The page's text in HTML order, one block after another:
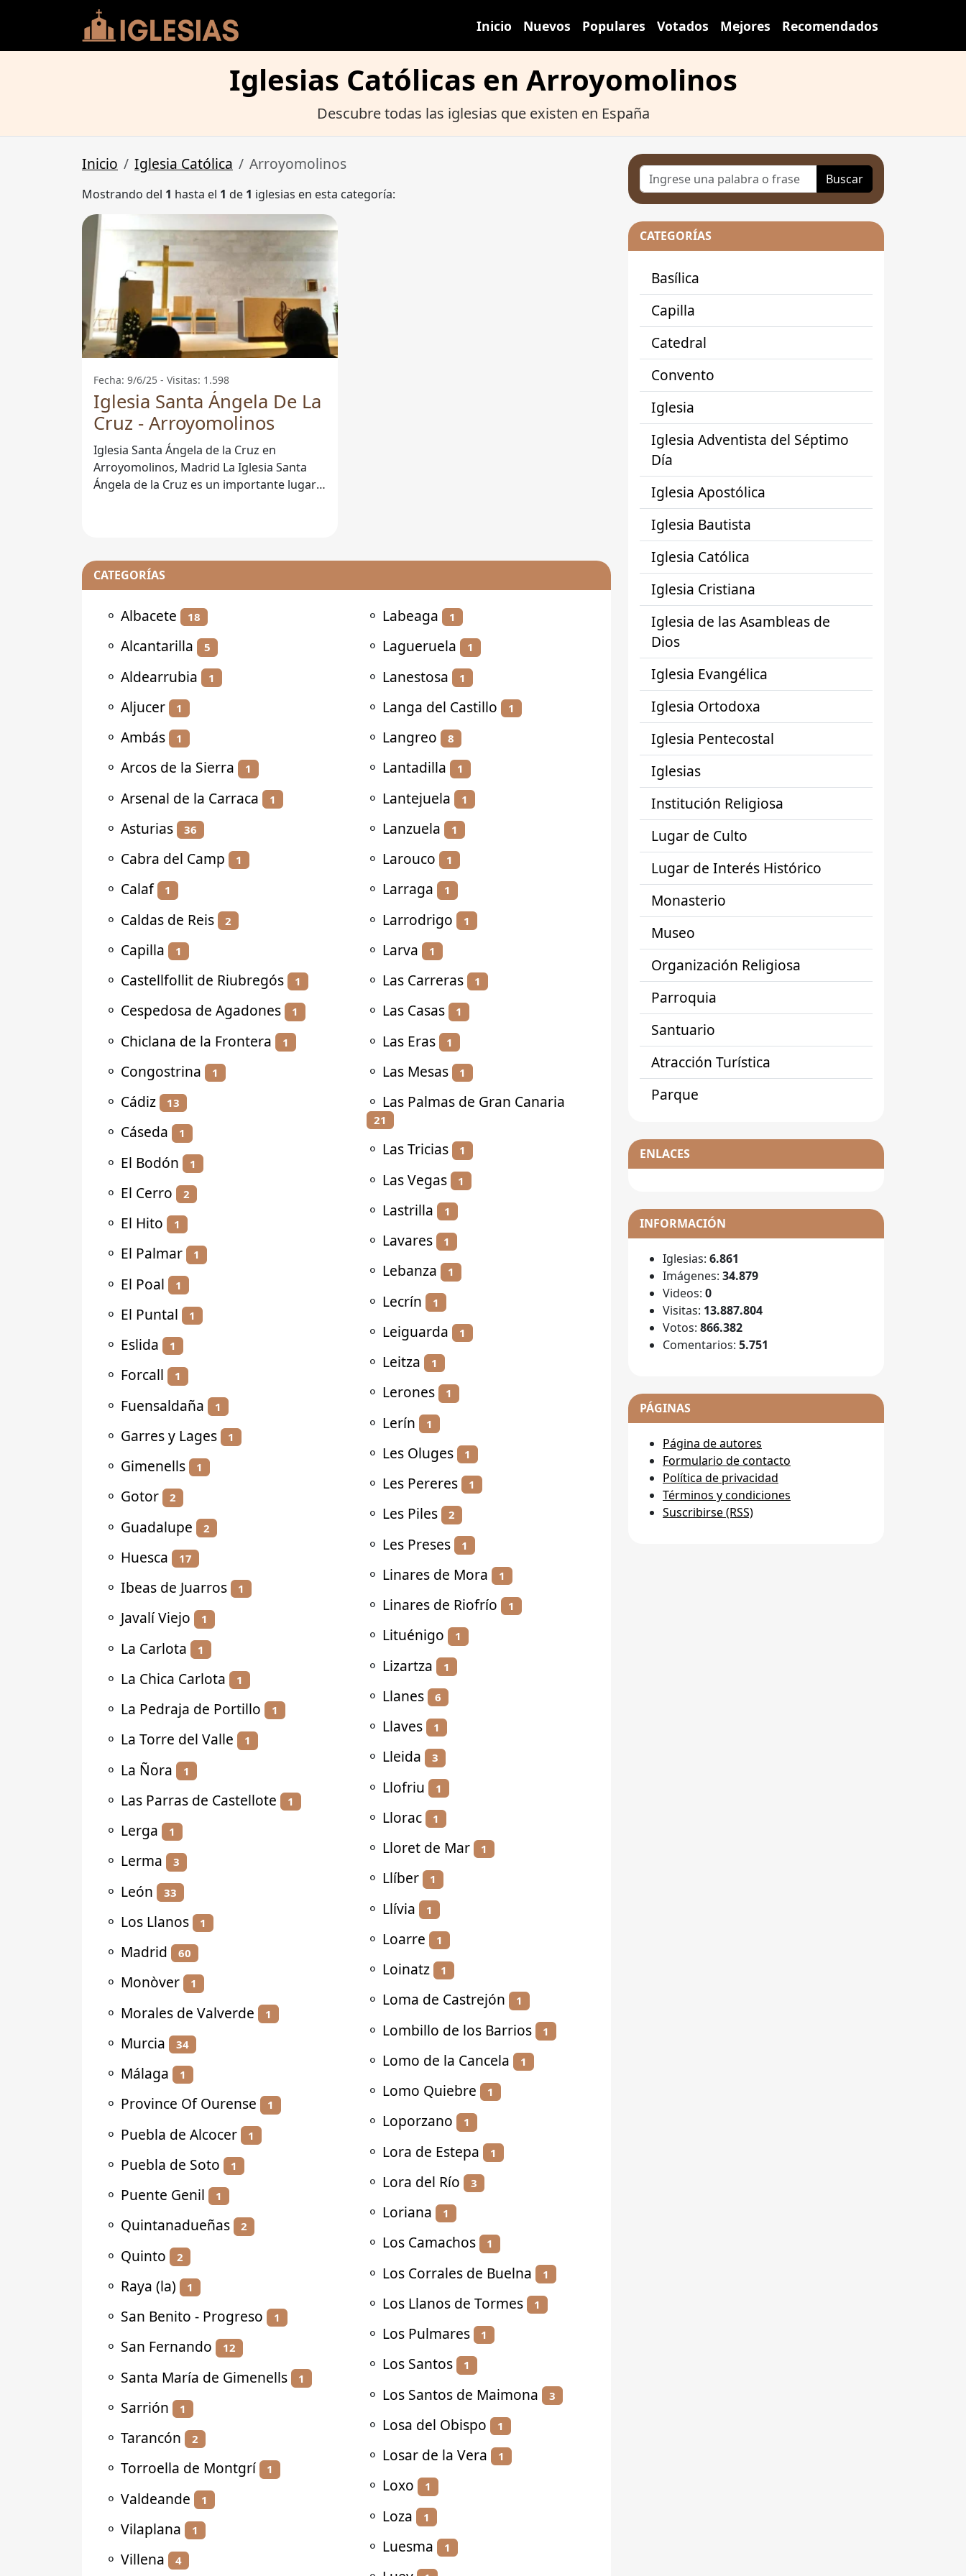
Inicio Nuevos Populares Votados Mejores Recomendados
Iglesias Católicas en Arroyomolinos
Descubre todas las iglesias que existen en España
Inicio Iglesia Católica Arroyomolinos
Mostrando del 1 hasta el 1 de 1 iglesias en esta categoría:
Fecha: 9/6/25 - Visitas: 1.598
Iglesia Santa Ángela De La
Cruz - Arroyomolinos
Iglesia Santa Ángela de la Cruz en
Arroyomolinos, Madrid La Iglesia Santa
Ángela de la Cruz es un importante lugar
CATEGORÍAS
⚬ Albacete 18
⚬ Alcantarilla 5
⚬ Aldearrubia 1
⚬ Aljucer 1
⚬ Ambás 1
⚬ Arcos de la Sierra 1
⚬ Arsenal de la Carraca 1
⚬ Asturias 36
⚬ Cabra del Camp 1
⚬ Calaf 1
⚬ Caldas de Reis 2
⚬ Capilla 1
⚬ Castellfollit de Riubregós 1
⚬ Cespedosa de Agadones 1
⚬ Chiclana de la Frontera 1
⚬ Congostrina 1
⚬ Cádiz 13
⚬ Cáseda 1
⚬ El Bodón 1
⚬ El Cerro 2
⚬ El Hito 1
⚬ El Palmar 1
⚬ El Poal 1
⚬ El Puntal 1
⚬ Eslida 1
⚬ Forcall 1
⚬ Fuensaldaña 1
⚬ Garres y Lages 1
⚬ Gimenells 1
⚬ Gotor 2
⚬ Guadalupe 2
⚬ Huesca 17
⚬ Ibeas de Juarros 1
⚬ Javalí Viejo 1
⚬ La Carlota 1
⚬ La Chica Carlota 1
⚬ La Pedraja de Portillo 1
⚬ La Torre del Valle 1
⚬ La Ñora 1
⚬ Las Parras de Castellote 1
⚬ Lerga 1
⚬ Lerma 3
⚬ León 33
⚬ Los Llanos 1
⚬ Madrid 60
⚬ Monòver 1
⚬ Morales de Valverde 1
⚬ Murcia 34
⚬ Málaga 1
⚬ Province Of Ourense 1
⚬ Puebla de Alcocer 1
⚬ Puebla de Soto 1
⚬ Puente Genil 1
⚬ Quintanadueñas 2
⚬ Quinto 2
⚬ Raya (la) 1
⚬ San Benito - Progreso 1
⚬ San Fernando 12
⚬ Santa María de Gimenells 1
⚬ Sarrión 1
⚬ Tarancón 2
⚬ Torroella de Montgrí 1
⚬ Valdeande 1
⚬ Vilaplana 1
⚬ Villena 4
⚬ Labeaga 1
⚬ Lagueruela 1
⚬ Lanestosa 1
⚬ Langa del Castillo 1
⚬ Langreo 8
⚬ Lantadilla 1
⚬ Lantejuela 1
⚬ Lanzuela 1
⚬ Larouco 1
⚬ Larraga 1
⚬ Larrodrigo 1
⚬ Larva 1
⚬ Las Carreras 1
⚬ Las Casas 1
⚬ Las Eras 1
⚬ Las Mesas 1
⚬ Las Palmas de Gran Canaria
21
⚬ Las Tricias 1
⚬ Las Vegas 1
⚬ Lastrilla 1
⚬ Lavares 1
⚬ Lebanza 1
⚬ Lecrín 1
⚬ Leiguarda 1
⚬ Leitza 1
⚬ Lerones 1
⚬ Lerín 1
⚬ Les Oluges 1
⚬ Les Pereres 1
⚬ Les Piles 2
⚬ Les Preses 1
⚬ Linares de Mora 1
⚬ Linares de Riofrío 1
⚬ Lituénigo 1
⚬ Lizartza 1
⚬ Llanes 6
⚬ Llaves 1
⚬ Lleida 3
⚬ Llofriu 1
⚬ Llorac 1
⚬ Lloret de Mar 1
⚬ Llíber 1
⚬ Llívia 1
⚬ Loarre 1
⚬ Loinatz 1
⚬ Loma de Castrejón 1
⚬ Lombillo de los Barrios 1
⚬ Lomo de la Cancela 1
⚬ Lomo Quiebre 1
⚬ Loporzano 1
⚬ Lora de Estepa 1
⚬ Lora del Río 3
⚬ Loriana 1
⚬ Los Camachos 1
⚬ Los Corrales de Buelna 1
⚬ Los Llanos de Tormes 1
⚬ Los Pulmares 1
⚬ Los Santos 1
⚬ Los Santos de Maimona 3
⚬ Losa del Obispo 1
⚬ Losar de la Vera 1
⚬ Loxo 1
⚬ Loza 1
⚬ Luesma 1
Buscar
CATEGORÍAS
Basílica
Capilla
Catedral
Convento
Iglesia
Iglesia Adventista del Séptimo
Día
Iglesia Apostólica
Iglesia Bautista
Iglesia Católica
Iglesia Cristiana
Iglesia de las Asambleas de
Dios
Iglesia Evangélica
Iglesia Ortodoxa
Iglesia Pentecostal
Iglesias
Institución Religiosa
Lugar de Culto
Lugar de Interés Histórico
Monasterio
Museo
Organización Religiosa
Parroquia
Santuario
Atracción Turística
Parque
ENLACES
INFORMACIÓN
Iglesias: 6.861
Imágenes: 34.879
Videos: 0
Visitas: 13.887.804
Votos: 866.382
Comentarios: 5.751
PÁGINAS
Página de autores
Formulario de contacto
Política de privacidad
Términos y condiciones
Suscribirse (RSS)